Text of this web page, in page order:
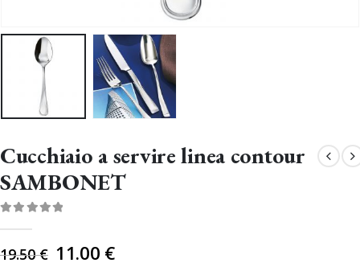
Cucchiaio a servire linea contour
SAMBONET
19.50€ Il
11.00 €